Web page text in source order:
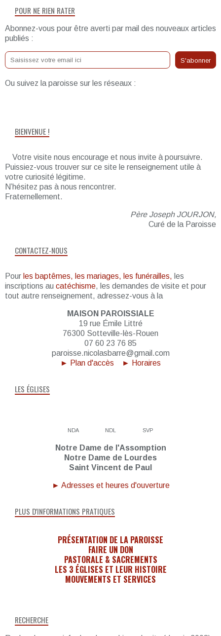
POUR NE RIEN RATER
Abonnez-vous pour être averti par mail des nouveaux articles
publiés :
Ou suivez la paroisse sur les réseaux :
RECHERCHE
BIENVENUE !
Votre visite nous encourage et nous invite à poursuivre.
Puissiez-vous trouver sur ce site le renseignement utile à
votre curiosité légitime.
N’hésitez pas à nous rencontrer.
Fraternellement.
Père Joseph JOURJON,
Curé de la Paroisse
CONTACTEZ-NOUS
Pour les baptêmes, les mariages, les funérailles, les
inscriptions au catéchisme, les demandes de visite et pour
tout autre renseignement, adressez-vous à la
MAISON PAROISSIALE
19 rue Émile Littré
76300 Sotteville-lès-Rouen
07 60 23 76 85
paroisse.nicolasbarre@gmail.com
► Plan d'accès
► Horaires
LES ÉGLISES
NDA NDL SVP
Notre Dame de l'Assomption
Notre Dame de Lourdes
Saint Vincent de Paul
► Adresses et heures d'ouverture
PLUS D'INFORMATIONS PRATIQUES
PRÉSENTATION DE LA PAROISSE
FAIRE UN DON
PASTORALE & SACREMENTS
LES 3 ÉGLISES ET LEUR HISTOIRE
MOUVEMENTS ET SERVICES